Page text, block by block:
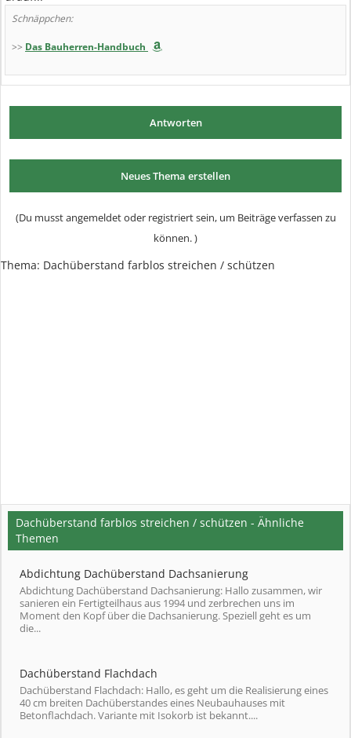
Schnäppchen:
>> Das Bauherren-Handbuch
Antworten
Neues Thema erstellen
(Du musst angemeldet oder registriert sein, um Beiträge verfassen zu
können. )
Thema: Dachüberstand farblos streichen / schützen
Dachüberstand farblos streichen / schützen - Ähnliche
Themen
Abdichtung Dachüberstand Dachsanierung
Abdichtung Dachüberstand Dachsanierung: Hallo zusammen, wir
sanieren ein Fertigteilhaus aus 1994 und zerbrechen uns im
Moment den Kopf über die Dachsanierung. Speziell geht es um
die...
Dachüberstand Flachdach
Dachüberstand Flachdach: Hallo, es geht um die Realisierung eines
40 cm breiten Dachüberstandes eines Neubauhauses mit
Betonflachdach. Variante mit Isokorb ist bekannt....